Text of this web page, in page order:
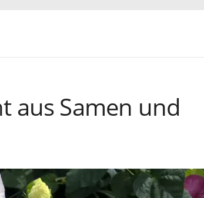
aus Samen und